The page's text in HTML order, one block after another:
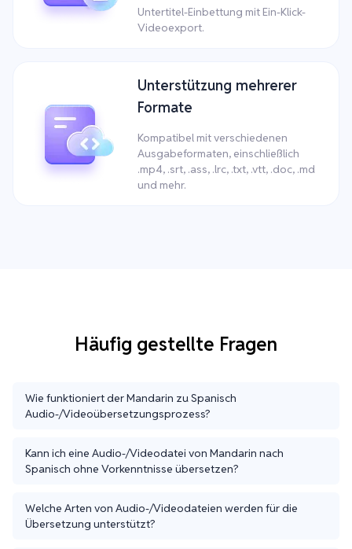
Untertitel-Einbettung mit Ein-Klick-
Videoexport.
Unterstützung mehrerer
Formate
Kompatibel mit verschiedenen
Ausgabeformaten, einschließlich
.mp4, .srt, .ass, .lrc, .txt, .vtt, .doc, .md
und mehr.
Häufig gestellte Fragen
Wie funktioniert der Mandarin zu Spanisch
Audio-/Videoübersetzungsprozess?
Kann ich eine Audio-/Videodatei von Mandarin nach
Spanisch ohne Vorkenntnisse übersetzen?
Welche Arten von Audio-/Videodateien werden für die
Übersetzung unterstützt?